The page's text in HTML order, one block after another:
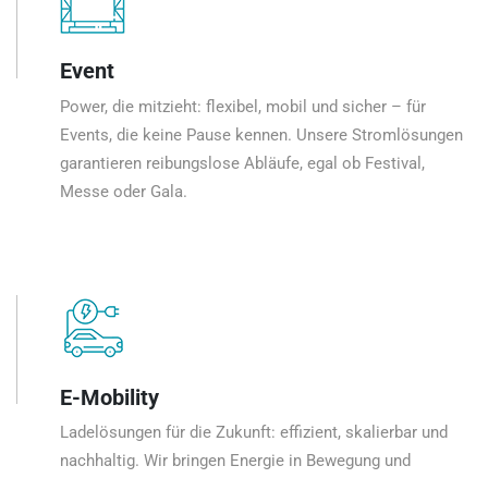
Event
Power, die mitzieht: flexibel, mobil und sicher – für
Events, die keine Pause kennen. Unsere Stromlösungen
garantieren reibungslose Abläufe, egal ob Festival,
Messe oder Gala.
E-Mobility
Ladelösungen für die Zukunft: effizient, skalierbar und
nachhaltig. Wir bringen Energie in Bewegung und